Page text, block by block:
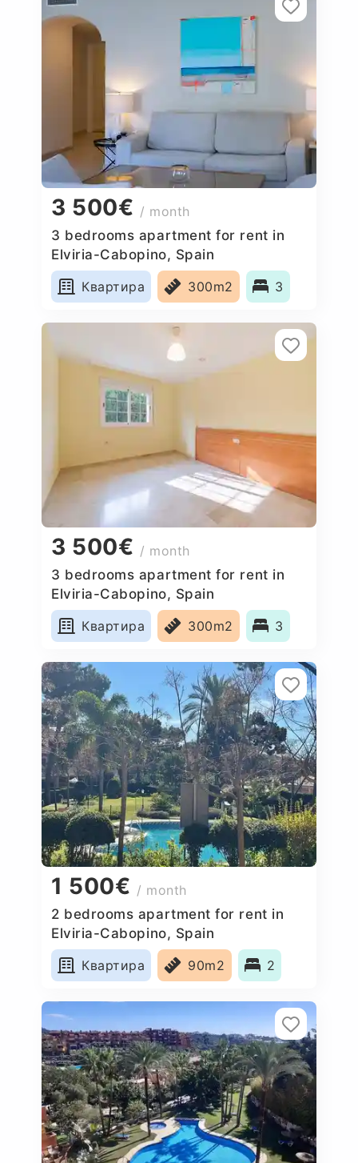
3 500€ / month
3 bedrooms apartment for rent in
Elviria-Cabopino, Spain
Квартира
300m2 3
3 500€ / month
3 bedrooms apartment for rent in
Elviria-Cabopino, Spain
Квартира
300m2 3
1 500€ / month
2 bedrooms apartment for rent in
Elviria-Cabopino, Spain
Квартира
90m2 2